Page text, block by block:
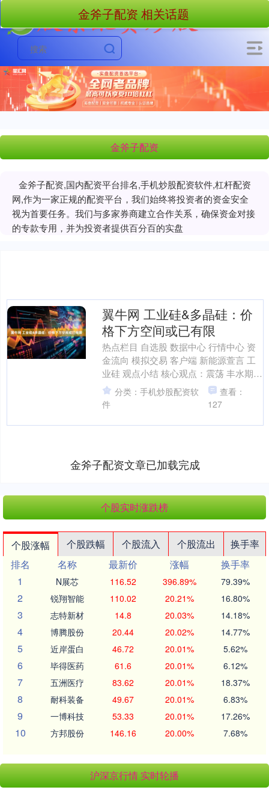
金斧子配资
金斧子配资,国内配资平台排名,手机炒股配资软件,杠杆配资
网,作为一家正规的配资平台，我们始终将投资者的资金安全
视为首要任务。我们与多家券商建立合作关系，确保资金对接
的专款专用，并为投资者提供百分百的实盘
金斧子配资 相关话题
翼牛网 工业硅&多晶硅：价
格下方空间或已有限
热点栏目 自选股 数据中心 行情中心 资
金流向 模拟交易 客户端 新能源萱言 工
业硅 观点小结 核心观点：震荡 丰水期西
南地区工业硅供应增加的预期将压制硅
价，只....
分类：手机炒股配资软
件
查看：
127
金斧子配资文章已加载完成
个股实时涨跌榜
个股涨幅 个股跌幅 个股流入 个股流出
换手率
排名
名称 最新价 涨幅
换手率
1
N展芯 116.52 396.89% 79.39%
2 锐翔智能 110.02 20.21% 16.80%
3 志特新材 14.8 20.03% 14.18%
4 博腾股份 20.44 20.02% 14.77%
5 近岸蛋白 46.72 20.01% 5.62%
6 毕得医药 61.6 20.01% 6.12%
7 五洲医疗 83.62 20.01% 18.37%
8 耐科装备 49.67 20.01% 6.83%
9 一博科技 53.33 20.01% 17.26%
10 方邦股份 146.16 20.00% 7.68%
沪深京行情 实时轮播